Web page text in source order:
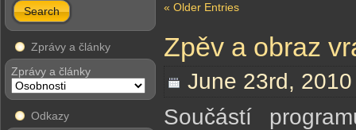
Search
Zprávy a články
Zprávy a články
Odkazy
« Older Entries
Zpěv a obraz
June 23rd,
Součástí